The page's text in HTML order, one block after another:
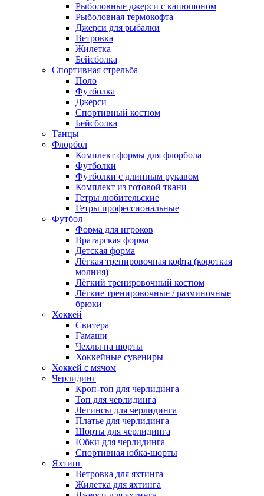
Рыболовные джерси с капюшоном
Рыболовная термокофта
Джерси для рыбалки
Ветровка
Жилетка
Бейсболка
Спортивная стрельба
Поло
Футболка
Джерси
Спортивный костюм
Бейсболка
Танцы
Флорбол
Комплект формы для флорбола
Футболки
Футболки с длинным рукавом
Комплект из готовой ткани
Гетры любительские
Гетры профессиональные
Футбол
Форма для игроков
Вратарская форма
Детская форма
Лёгкая тренировочная кофта (короткая
молния)
Лёгкий тренировочный костюм
Лёгкие тренировочные / разминочные
брюки
Хоккей
Свитера
Гамаши
Чехлы на шорты
Хоккейные сувениры
Хоккей с мячом
Черлидинг
Кроп-топ для черлидинга
Топ для черлидинга
Легинсы для черлидинга
Платье для черлидинга
Шорты для черлидинга
Юбки для черлидинга
Спортивная юбка-шорты
Яхтинг
Ветровка для яхтинга
Жилетка для яхтинга